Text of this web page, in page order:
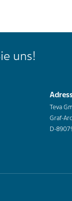
uns!
Teva
Graf-
D-